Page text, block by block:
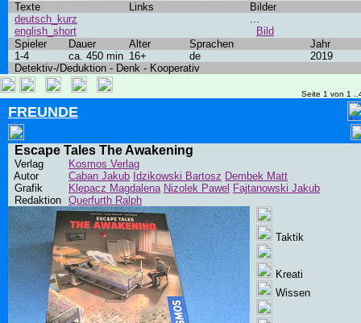
Texte Links
Bilder
deutsch_kurz
english_short
...
Bild
Spieler
Dauer Alter Sprachen
Jahr
1-4
ca. 450 min 16+ de
2019
Detektiv-/Deduktion - Denk - Kooperativ
Seite 1 von 1
FREUNDE
Escape Tales The Awakening
Verlag
Kosmos Verlag
Autor
Caban Jakub Idzikowski Bartosz Dembek Matt
Grafik
Klepacz Magdalena Nizolek Pawel Fajtanowski Jakub
Redaktion Querfurth Ralph
Taktik
Kreati
Wissen